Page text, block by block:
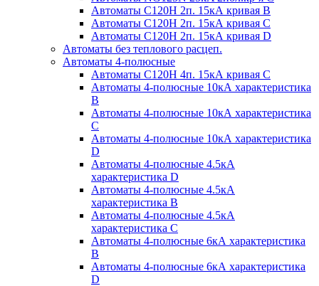
Автоматы С120H 2п. 15кА кривая B
Автоматы С120H 2п. 15кА кривая C
Автоматы С120H 2п. 15кА кривая D
Автоматы без теплового расцеп.
Автоматы 4-полюсные
Автоматы С120H 4п. 15кА кривая C
Автоматы 4-полюсные 10кА характеристика
B
Автоматы 4-полюсные 10кА характеристика
C
Автоматы 4-полюсные 10кА характеристика
D
Автоматы 4-полюсные 4.5кА
характеристика D
Автоматы 4-полюсные 4.5кА
характеристика В
Автоматы 4-полюсные 4.5кА
характеристика С
Автоматы 4-полюсные 6кА характеристика
B
Автоматы 4-полюсные 6кА характеристика
D